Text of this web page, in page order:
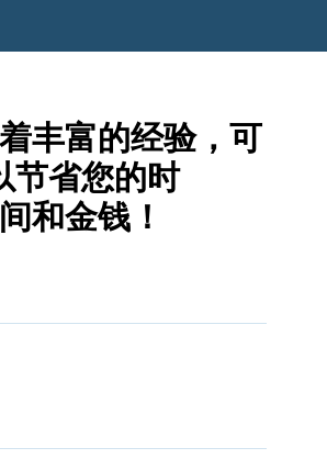
丰富的经验，可
节省您的时
间和金钱！